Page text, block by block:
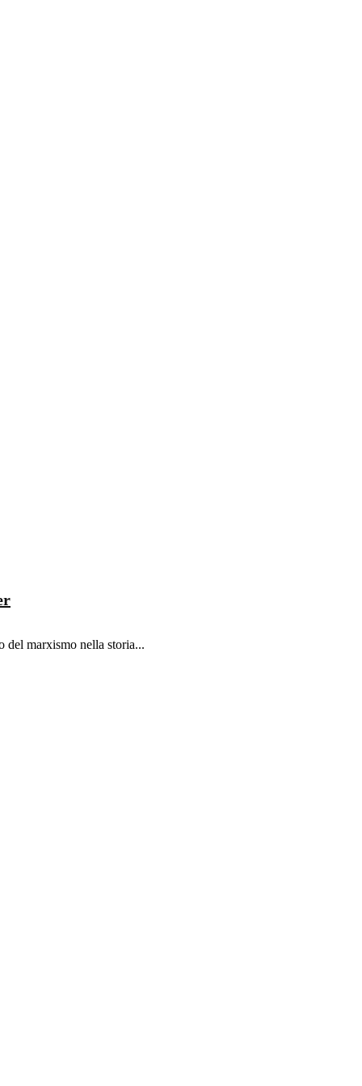
del marxismo nella storia...